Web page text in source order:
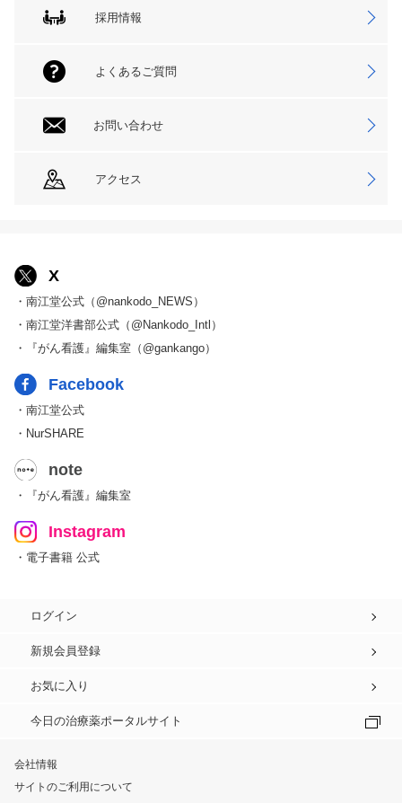
採用情報
よくあるご質問
お問い合わせ
アクセス
X
・南江堂公式（@nankodo_NEWS）
・南江堂洋書部公式（@Nankodo_Intl）
・『がん看護』編集室（@gankango）
Facebook
・南江堂公式
・NurSHARE
note
・『がん看護』編集室
Instagram
・電子書籍 公式
ログイン
新規会員登録
お気に入り
今日の治療薬ポータルサイト
会社情報
サイトのご利用について